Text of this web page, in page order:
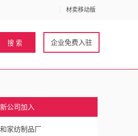
材卖移动版
企业免费入驻
公司加入
家纺制品厂